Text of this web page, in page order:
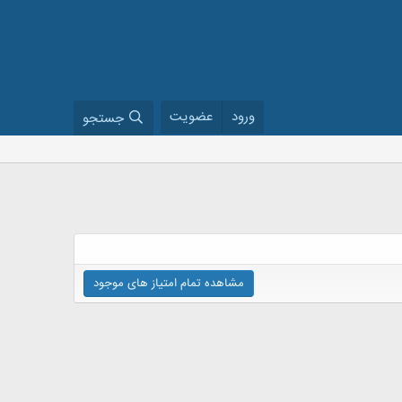
ورود عضویت جستجو
مشاهده تمام امتیاز های موجود